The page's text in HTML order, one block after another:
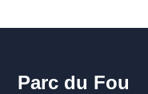
Parc du Fou